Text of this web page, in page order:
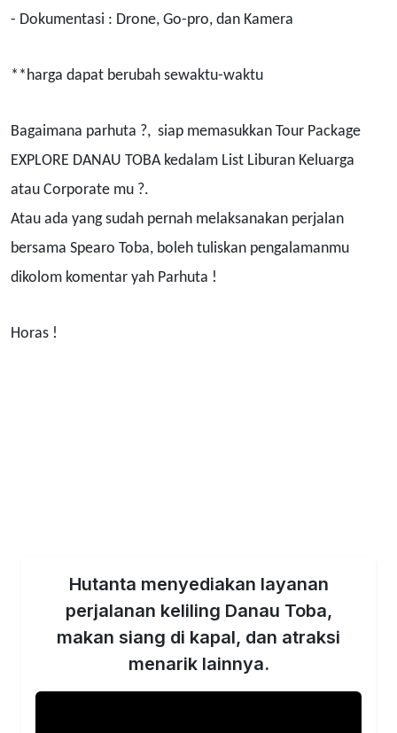
- Dokumentasi : Drone, Go-pro, dan Kamera
**harga dapat berubah sewaktu-waktu
Bagaimana parhuta ?, siap memasukkan Tour Package
EXPLORE DANAU TOBA kedalam List Liburan Keluarga
atau Corporate mu ?.
Atau ada yang sudah pernah melaksanakan perjalan
bersama Spearo Toba, boleh tuliskan pengalamanmu
dikolom komentar yah Parhuta !
Horas !
Hutanta menyediakan layanan
perjalanan keliling Danau Toba,
makan siang di kapal, dan atraksi
menarik lainnya.